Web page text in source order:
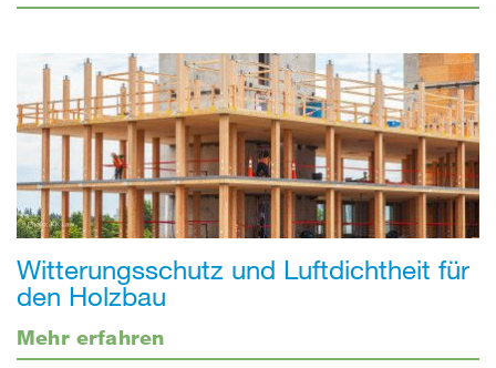
Witterungsschutz und Luftdichtheit für
den Holzbau
Mehr erfahren